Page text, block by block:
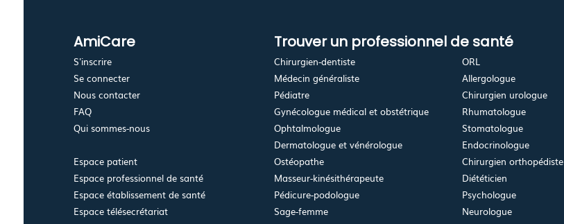
AmiCare
S'inscrire
Se connecter
Nous contacter
FAQ
Qui sommes-nous
Espace patient
Espace professionnel de santé
Espace établissement de santé
Espace télésecrétariat
Trouver un professionnel de santé
Chirurgien-dentiste
Médecin généraliste
Pédiatre
Gynécologue médical et obstétrique
Ophtalmologue
Dermatologue et vénérologue
Ostéopathe
Masseur-kinésithérapeute
Pédicure-podologue
Sage-femme
ORL
Allergologue
Chirurgien urologue
Rhumatologue
Stomatologue
Endocrinologue
Chirurgien orthopédiste
Diététicien
Psychologue
Neurologue